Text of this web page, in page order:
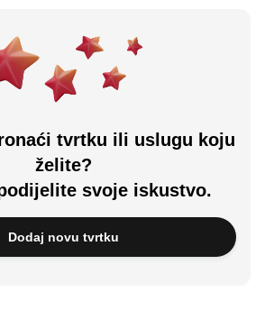
tvrtku ili uslugu koju
želite?
svoje iskustvo.
Dodaj novu tvrtku